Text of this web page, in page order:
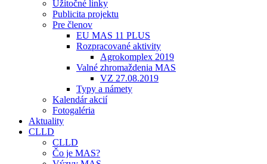
Užitočné linky
Publicita projektu
Pre členov
EU MAS 11 PLUS
Rozpracované aktivity
Agrokomplex 2019
Valné zhromaždenia MAS
VZ 27.08.2019
Typy a námety
Kalendár akcií
Fotogaléria
Aktuality
CLLD
CLLD
Čo je MAS?